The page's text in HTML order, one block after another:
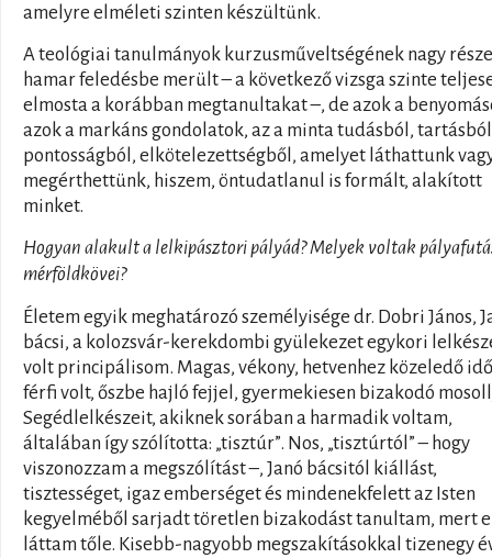
amelyre elméleti szinten készültünk.
A teológiai tanulmányok kurzusműveltségének nagy része
hamar feledésbe merült – a következő vizsga szinte
elmosta a korábban megtanultakat –, de azok a
azok a markáns gondolatok, az a minta tudásból,
pontosságból, elkötelezettségből, amelyet láthattunk
megérthettünk, hiszem, öntudatlanul is formált, alakított
minket.
Hogyan alakult a lelkipásztori pályád? Melyek voltak
mérföldkövei?
Életem egyik meghatározó személyisége dr. Dobri János,
bácsi, a kolozsvár-kerekdombi gyülekezet egykori
volt principálisom. Magas, vékony, hetvenhez közeledő
férfi volt, őszbe hajló fejjel, gyermekiesen bizakodó
Segédlelkészeit, akiknek sorában a harmadik voltam,
általában így szólította: „tisztúr”. Nos, „tisztúrtól” – hogy
viszonozzam a megszólítást –, Janó bácsitól kiállást,
tisztességet, igaz emberséget és mindenekfelett az Isten
kegyelméből sarjadt töretlen bizakodást tanultam, mert
láttam tőle. Kisebb-nagyobb megszakításokkal tizenegy